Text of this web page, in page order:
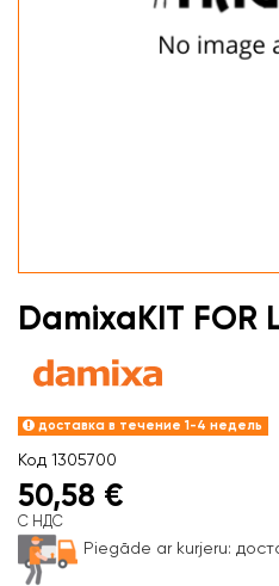
DamixaKIT FOR
доставка в течение 1-4 недель
Код 1305700
50,58 €
С НДС
Piegāde ar kurjeru: